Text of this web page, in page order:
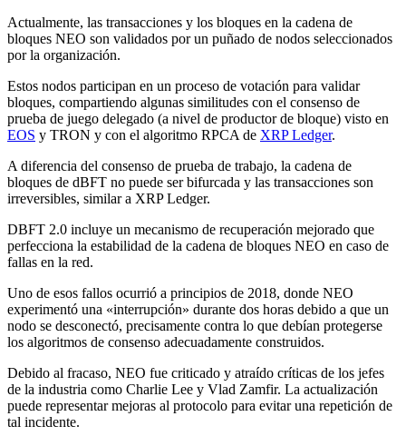
Actualmente, las transacciones y los bloques en la cadena de
bloques NEO son validados por un puñado de nodos seleccionados
por la organización.
Estos nodos participan en un proceso de votación para validar
bloques, compartiendo algunas similitudes con el consenso de
prueba de juego delegado (a nivel de productor de bloque) visto en
EOS y TRON y con el algoritmo RPCA de XRP Ledger.
A diferencia del consenso de prueba de trabajo, la cadena de
bloques de dBFT no puede ser bifurcada y las transacciones son
irreversibles, similar a XRP Ledger.
DBFT 2.0 incluye un mecanismo de recuperación mejorado que
perfecciona la estabilidad de la cadena de bloques NEO en caso de
fallas en la red.
Uno de esos fallos ocurrió a principios de 2018, donde NEO
experimentó una «interrupción» durante dos horas debido a que un
nodo se desconectó, precisamente contra lo que debían protegerse
los algoritmos de consenso adecuadamente construidos.
Debido al fracaso, NEO fue criticado y atraído críticas de los jefes
de la industria como Charlie Lee y Vlad Zamfir. La actualización
puede representar mejoras al protocolo para evitar una repetición de
tal incidente.